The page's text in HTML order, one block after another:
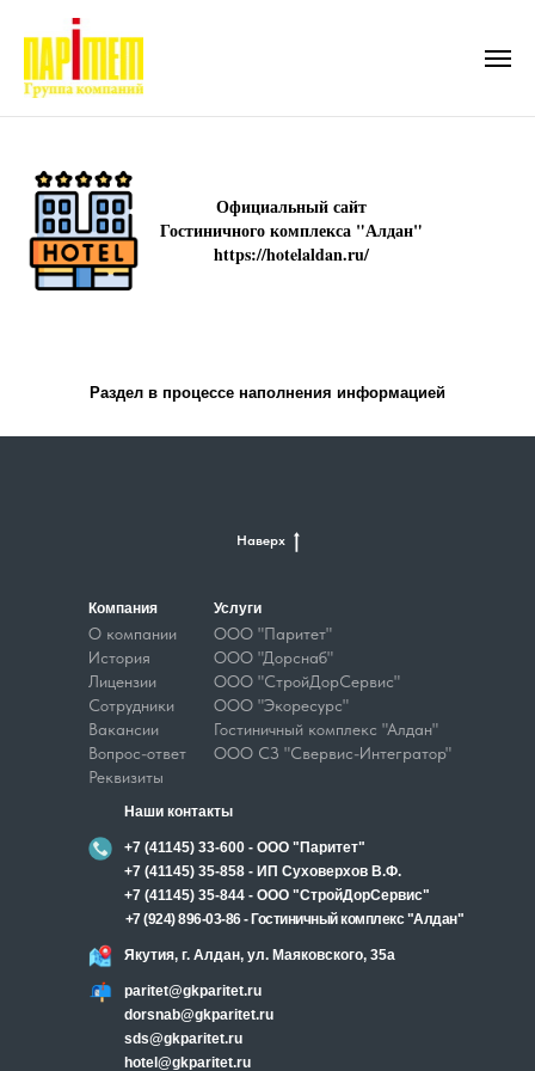
Официальный сайт
Гостиничного комплекса "Алдан"
https://hotelaldan.ru/
Раздел в процессе наполнения информацией
Наверх
О компании
История
Лицензии
Сотрудники
Вакансии
Вопрос-ответ
Реквизиты
Компания
ООО "Паритет"
ООО "Дорснаб"
ООО "СтройДорСервис"
ООО "Экоресурс"
Гостиничный комплекс "Алдан"
ООО СЗ "Свервис-Интегратор"
Услуги
Наши контакты
+7 (41145) 33-600 - ООО "Паритет"
+7 (41145) 35-858 - ИП Суховерхов В.Ф.
+7 (41145) 35-844 - ООО "СтройДорСервис"
+7 (924) 896-03-86 - Гостиничный комплекс "Алдан"
Якутия, г. Алдан, ул. Маяковского, 35а
paritet@gkparitet.ru
dorsnab@gkparitet.ru
sds@gkparitet.ru
hotel@gkparitet.ru